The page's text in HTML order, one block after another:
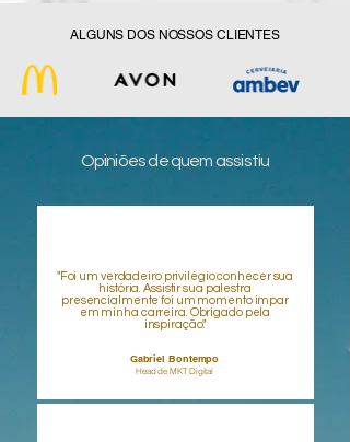
ALGUNS DOS NOSSOS CLIENTES
Opiniões de quem assistiu
"Foi um verdadeiro privilégio conhecer sua
história. Assistir sua palestra
presencialmente foi um momento ímpar
em minha carreira. Obrigado pela
inspiração."
Gabriel Bontempo
Head de MKT Digital